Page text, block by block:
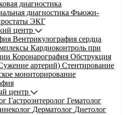
диагностика
диагностика Фьюжн-
ЭКГ
центр
Вентрикулография сердца
Кардиоконтроль при
Коронарография Обструкция
артерий) Стентирование
мониторирование
центр
Гастроэнтеролог Гематолог
Дерматолог Диетолог